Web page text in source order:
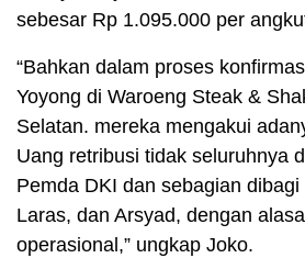
sebesar Rp 1.095.000 per
“Bahkan dalam proses
Yoyong di Waroeng Steak &
Selatan. mereka mengakui
Uang retribusi tidak seluruhnya
Pemda DKI dan sebagian
Laras, dan Arsyad, dengan
operasional,” ungkap Joko.